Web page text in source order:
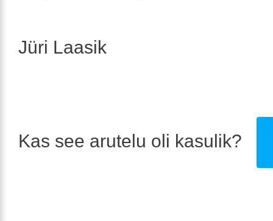
Jüri Laasik
Kas see arutelu oli kasulik?